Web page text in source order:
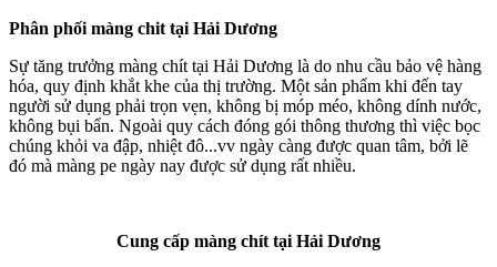
Phân phối màng chit tại Hải Dương
Sự tăng trưởng màng chít tại Hải Dương là do nhu cầu bảo vệ hàng
hóa, quy định khắt khe của thị trường. Một sản phẩm khi đến tay
người sử dụng phải trọn vẹn, không bị móp méo, không dính nước,
không bụi bẩn. Ngoài quy cách đóng gói thông thương thì việc bọc
chúng khỏi va đập, nhiệt đô...vv ngày càng được quan tâm, bởi lẽ
đó mà màng pe ngày nay được sử dụng rất nhiều.
Cung cấp màng chít tại Hải Dương